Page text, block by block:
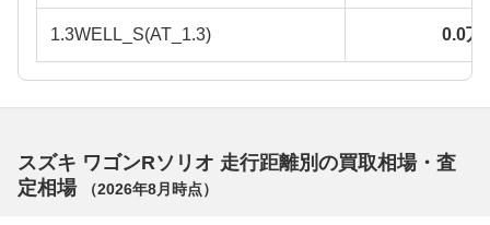
1.3WELL_S(AT_1.3) 0.0万
スズキ ワゴンRソリオ 走行距離別の買取相場・査
定相場
（2026年8月 時点）